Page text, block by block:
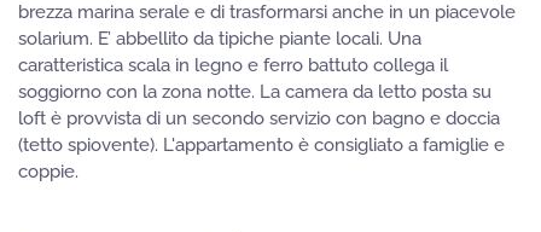
brezza marina serale e di trasformarsi anche in un piacevole
solarium. E’ abbellito da tipiche piante locali. Una
caratteristica scala in legno e ferro battuto collega il
soggiorno con la zona notte. La camera da letto posta su
loft è provvista di un secondo servizio con bagno e doccia
(tetto spiovente). L'appartamento è consigliato a famiglie e
coppie.